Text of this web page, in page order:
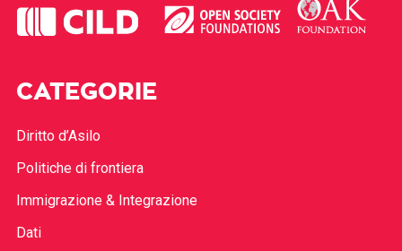
CATEGORIE
Diritto d’Asilo
Politiche di frontiera
Immigrazione & Integrazione
Dati